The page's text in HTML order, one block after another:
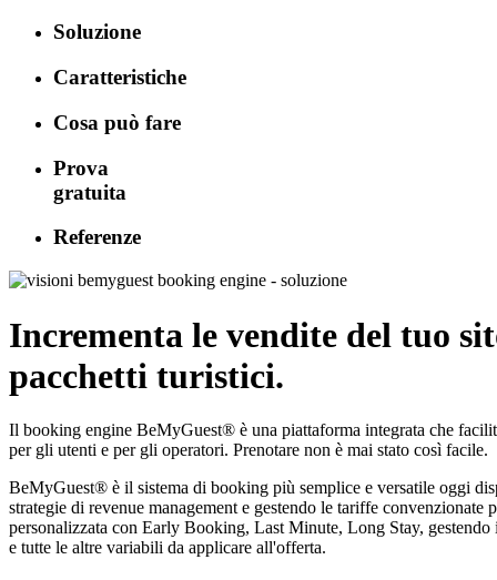
Soluzione
Caratteristiche
Cosa può fare
Prova
gratuita
Referenze
Incrementa le vendite del tuo
pacchetti turistici.
Il booking engine BeMyGuest® è una piattaforma integrata che
per gli utenti e per gli operatori. Prenotare non è mai stato così facile.
BeMyGuest® è il sistema di booking più semplice e versatile oggi
strategie di revenue management e gestendo le tariffe
personalizzata con Early Booking, Last Minute, Long Stay,
e tutte le altre variabili da applicare all'offerta.